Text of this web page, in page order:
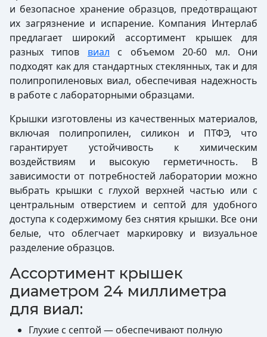
и безопасное хранение образцов, предотвращают
их загрязнение и испарение. Компания Интерлаб
предлагает широкий ассортимент крышек для
разных типов виал с объемом 20-60 мл. Они
подходят как для стандартных стеклянных, так и для
полипропиленовых виал, обеспечивая надежность
в работе с лабораторными образцами.
Крышки изготовлены из качественных материалов,
включая полипропилен, силикон и ПТФЭ, что
гарантирует устойчивость к химическим
воздействиям и высокую герметичность. В
зависимости от потребностей лаборатории можно
выбрать крышки с глухой верхней частью или с
центральным отверстием и септой для удобного
доступа к содержимому без снятия крышки. Все они
белые, что облегчает маркировку и визуальное
разделение образцов.
Ассортимент крышек
диаметром 24 миллиметра
для виал:
Глухие с септой — обеспечивают полную